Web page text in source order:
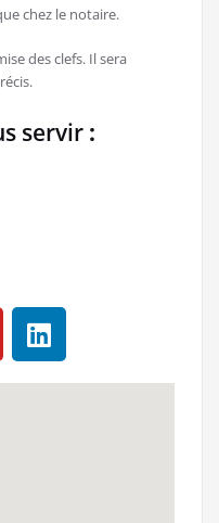
chez le notaire.
des clefs. Il sera
servir :